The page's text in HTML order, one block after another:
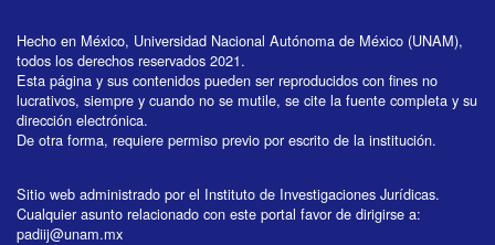
Hecho en México, Universidad Nacional Autónoma de México (UNAM),
todos los derechos reservados 2021.
Esta página y sus contenidos pueden ser reproducidos con fines no
lucrativos, siempre y cuando no se mutile, se cite la fuente completa y su
dirección electrónica.
De otra forma, requiere permiso previo por escrito de la institución.
Sitio web administrado por el Instituto de Investigaciones Jurídicas.
Cualquier asunto relacionado con este portal favor de dirigirse a:
padiij@unam.mx